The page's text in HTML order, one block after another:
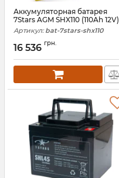
Аккумуляторная батарея
7Stars AGM SHX110 (110Ah 12V)
Артикул: bat-7stars-shx110
16 536 грн.